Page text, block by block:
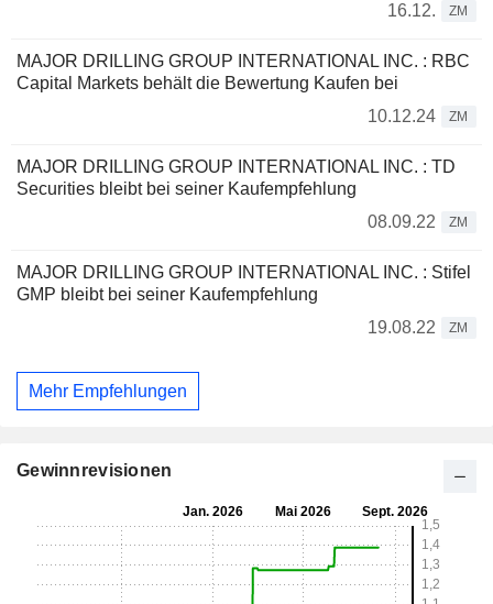
16.12.
ZM
MAJOR DRILLING GROUP INTERNATIONAL INC. : RBC
Capital Markets behält die Bewertung Kaufen bei
10.12.24
ZM
MAJOR DRILLING GROUP INTERNATIONAL INC. : TD
Securities bleibt bei seiner Kaufempfehlung
08.09.22
ZM
MAJOR DRILLING GROUP INTERNATIONAL INC. : Stifel
GMP bleibt bei seiner Kaufempfehlung
19.08.22
ZM
Mehr Empfehlungen
Gewinnrevisionen